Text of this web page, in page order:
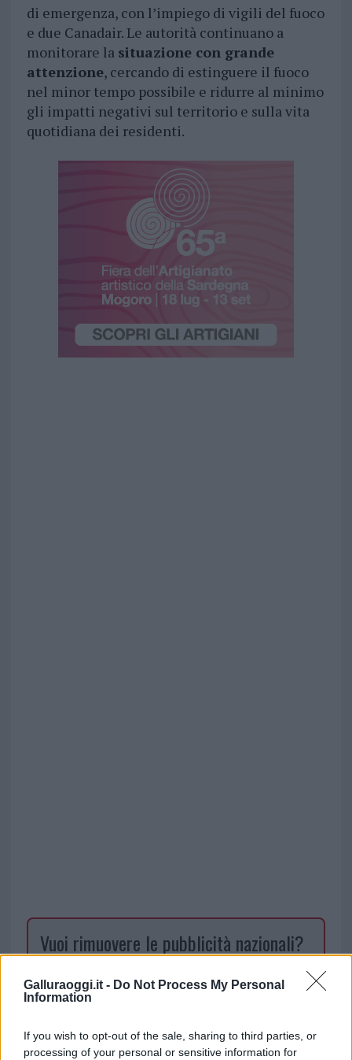
Galluraoggi.it - Do Not Process My Personal
Information
If you wish to opt-out of the sale, sharing to third parties, or
processing of your personal or sensitive information for
di emergenza, con l’impiego di vigili del fuoco
e due Canadair. Le autorità continuano a
monitorare la situazione con grande
attenzione, cercando di estinguere il fuoco
nel minor tempo possibile e ridurre al minimo
gli impatti negativi sul territorio e sulla vita
quotidiana dei residenti.
Vuoi rimuovere le pubblicità nazionali?
Puoi abbonarti asoli € 1,10 al mese
cliccando
Sei già abbonato?